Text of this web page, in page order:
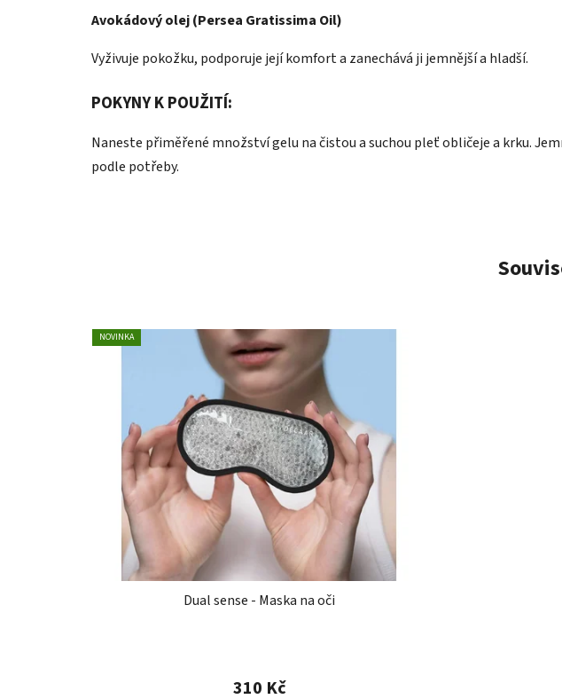
Avokádový olej (Persea Gratissima Oil)
Vyživuje pokožku, podporuje její komfort a zanechává ji jemnější a hladší.
POKYNY K POUŽITÍ:
Naneste přiměřené množství gelu na čistou a suchou pleť obličeje a krku.
podle potřeby.
NOVINKA
Dual sense - Maska na oči
hodnocení
310 Kč